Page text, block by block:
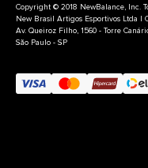
Copyright © 2018 NewBalance, Inc.
New Brasil Artigos Esportivos Ltda |
Av. Queiroz Filho, 1560 - Torre
São Paulo - SP